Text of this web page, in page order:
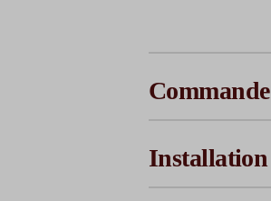
Commande
Installation